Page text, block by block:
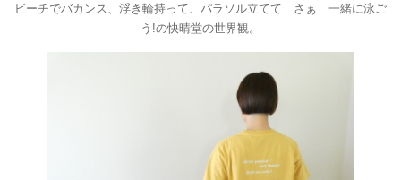
ビーチでバカンス、浮き輪持って、パラソル立てて さぁ 一緒に泳ご
う!の快晴堂の世界観。